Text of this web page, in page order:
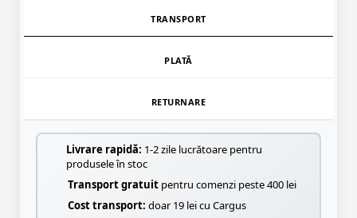
TRANSPORT
PLATĂ
RETURNARE
Livrare rapidă: 1-2 zile lucrătoare pentru
produsele în stoc
Transport gratuit pentru comenzi peste 400 lei
Cost transport: doar 19 lei cu Cargus